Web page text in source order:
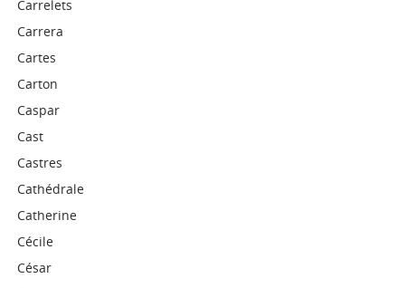
Carrelets
Carrera
Cartes
Carton
Caspar
Cast
Castres
Cathédrale
Catherine
Cécile
César